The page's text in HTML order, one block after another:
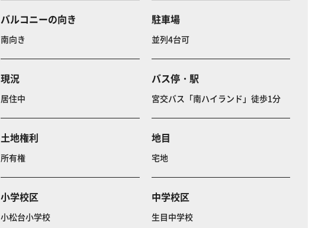
バルコニーの向き
南向き
駐車場
並列4台可
現況
居住中
バス停・駅
宮交バス「南ハイランド」徒歩1分
土地権利
所有権
地目
宅地
小学校区
小松台小学校
中学校区
生目中学校